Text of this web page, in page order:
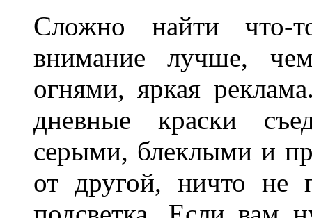
Сложно найти что-
внимание лучше,
огнями, яркая
дневные краски
серыми, блеклыми и
от другой, ничто не